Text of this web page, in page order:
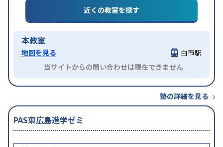
近くの教室を探す
本教室
地図を見る
白市駅
当サイトからの問い合わせは現在できません
塾の詳細を見る
PAS東広島進学ゼミ